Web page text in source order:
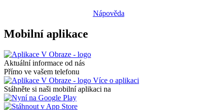
Nápověda
Mobilní aplikace
Aktuální informace od nás
Přímo ve vašem telefonu
Více o aplikaci
Stáhněte si naši mobilní aplikaci na